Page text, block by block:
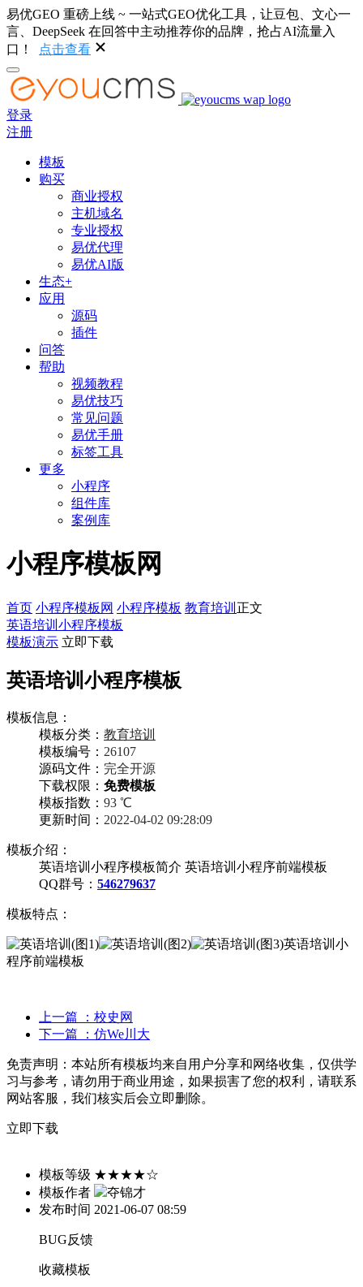
易优GEO 重磅上线 ~ 一站式GEO优化工具，让豆包、文心一
言、DeepSeek 在回答中主动推荐你的品牌，抢占AI流量入
口！
点击查看
登录
注册
模板
购买
商业授权
主机域名
专业授权
易优代理
易优AI版
生态+
应用
源码
插件
问答
帮助
视频教程
易优技巧
常见问题
易优手册
标签工具
更多
小程序
组件库
案例库
小程序模板网
首页 小程序模板网 小程序模板 教育培训 正文
英语培训小程序模板
模板演示 立即下载
英语培训小程序模板
模板信息：
模板分类： 教育培训
模板编号： 26107
源码文件： 完全开源
下载权限： 免费模板
模板指数： 93 ℃
更新时间： 2022-04-02 09:28:09
模板介绍：
英语培训小程序模板简介 英语培训小程序前端模板
QQ群号： 546279637
模板特点：
英语培训小
程序前端模板
上一篇
：校史网
下一篇
：仿We川大
免责声明： 本站所有模板均来自用户分享和网络收集，仅供学
习与参考，请勿用于商业用途，如果损害了您的权利，请联系
网站客服，我们核实后会立即删除。
立即下载
模板等级 ★★★★☆
模板作者
夺锦才
发布时间 2021-06-07 08:59
BUG反馈
收藏模板